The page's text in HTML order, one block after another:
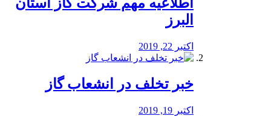
️اطلاعیه مهم شرکت گاز استان
البرز
اکتبر 22, 2019
خبر تخلف در انشعاب گاز
اکتبر 19, 2019